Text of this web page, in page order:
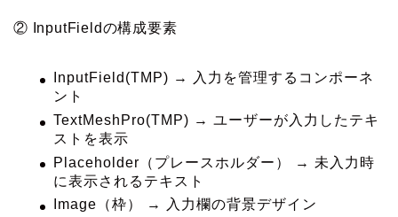
② InputFieldの構成要素
InputField(TMP) → 入力を管理するコンポーネ
ント
TextMeshPro(TMP) → ユーザーが入力したテキ
ストを表示
Placeholder（プレースホルダー） → 未入力時
に表示されるテキスト
Image（枠） → 入力欄の背景デザイン